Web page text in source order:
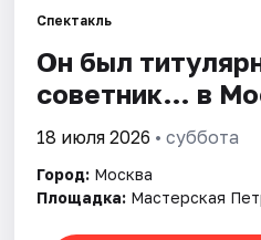
Города
Площадки
Рейтинги
Спектакль
Он был
советник… в
18 июля 2026 • суббота
Город: Москва
Площадка: Мастерская